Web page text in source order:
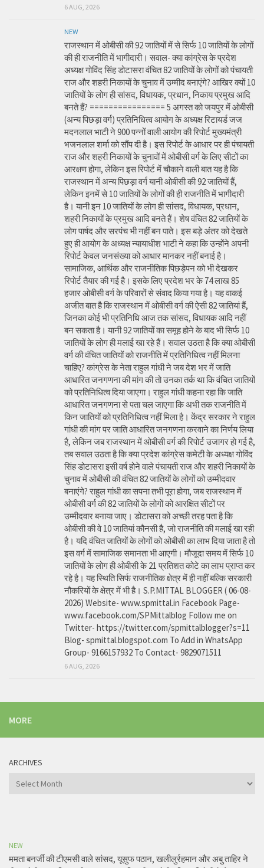
6 AUG, 2026
NEW
राजस्थान में ओबीसी की 92 जातियों में से सिर्फ 10 जातियों के लोगों
की ही राजनीति में भागीदारी। सवाल- क्या कांग्रेस के प्रदेश
अध्यक्ष गोविंद सिंह डोटासरा वंचित 82 जातियों के लोगों को पंचायती
राज और शहरी निकायों के चुनाव में उम्मीद बनाएंगे? आखिर क्यों 10
जातियों के लोग ही सांसद, विधायक, प्रधान, निकाय प्रमुख आदि
बनते हैं? ================ 5 अगस्त को जयपुर में ओबीसी
(अन्य पिछड़ा वर्ग) प्रतिनिधित्व आयोग के अध्यक्ष रिटायर्ड जज
मदनलाल भाटी ने 900 पन्नों वाली आयोग की रिपोर्ट मुख्यमंत्री
भजनलाल शर्मा को सौंप दी है। इस रिपोर्ट के आधार पर ही पंचायती
राज और शहरी निकायों के चुनावों में ओबीसी वर्ग के लिए सीटों का
आरक्षण होगा, लेकिन इस रिपोर्ट में चौकाने वाली बात यह है कि
राजस्थान में अन्य पिछड़ा वर्ग यानी ओबीसी की 92 जातियों हैं,
लेकिन इनमें से 10 जातियों के लोगों की ही राजनीति में भागीदारी
है। यानी इन 10 जातियों के लोग ही सांसद, विधायक, प्रधान,
शहरी निकायों के प्रमुख आदि बनते हैं। शेष वंचित 82 जातियों के
लोग पार्षद और सरपंच भी नहीं बन पाते। इस बड़े अंतर को देखते
हुए ही आयोग के अध्यक्ष न्यायाधीश भाटी ने कहा कि उन्होंने अपनी
रिपोर्ट केवल जनसंख्या को आधार मानकर नहीं बनाई है।
सामाजिक, आर्थिक और राजनीतिक पिछड़ेपन को भी देखकर
रिपोर्ट तैयार की गई है। इसके लिए प्रदेश भर के 74 लाख 85
हजार ओबीसी वर्ग के परिवारों से संवाद किया गया है। यह वाकई
अजीत बात है कि राजस्थान में ओबीसी वर्ग की ऐसी 82 जातियां हैं,
जिनका कोई भी प्रतिनिधि आज तक सांसद, विधायक आदि नहीं
बन सकता है। यानी 92 जातियों का समूह होने के बाद भी सिर्फ 10
जातियों के लोग ही मलाई खा रहे हैं। सवाल उठता है कि क्या ओबीसी
वर्ग की वंचित जातियों को राजनीति में प्रतिनिधित्व नहीं मिलना
चाहिए? कांग्रेस के नेता राहुल गांधी ने जब देश भर में जाति
आधारित जनगणना की मांग की तो उनका तर्क था कि वंचित जातियों
को प्रतिनिधित्व दिया जाएगा। राहुल गांधी कहना रहा कि जाति
आधारित जनगणना से पता चल जाएगा कि अभी तक राजनीति में
किन जातियों को प्रतिनिधित्व नहीं मिला है। केंद्र सरकार ने राहुल
गांधी की मांग पर जाति आधारित जनगणना करवाने का निर्णय लिया
है, लेकिन जब राजस्थान में ओबीसी वर्ग की रिपोर्ट उजागर हो गई है,
तब सवाल उठता है कि क्या प्रदेश कांग्रेस कमेटी के अध्यक्ष गोविंद
सिंह डोटासरा इसी वर्ष होने वाले पंचायती राज और शहरी निकायों के
चुनाव में ओबीसी की वंचित 82 जातियों के लोगों को उम्मीदवार
बनाएंगे? राहुल गांधी का सपना तभी पूरा होगा, जब राजस्थान में
ओबीसी वर्ग की 82 जातियों के लोगों को आरक्षित सीटों पर
उम्मीदवार बनाया जाए। डोटासरा को अच्छी तरह पता है कि
ओबीसी की वे 10 जातियां कौनसी है, जो राजनीति की मलाई खा रही
है। यदि वंचित जातियों के लोगों को ओबीसी का लाभ दिया जाता है तो
इस वर्ग में सामाजिक समानता भी आएगी। मौजूदा समय में सिर्फ 10
जातियों के लोग ही ओबीसी के 21 प्रतिशत कोटे का लाभ प्राप्त कर
रहे है। यह स्थिति सिर्फ राजनीतिक क्षेत्र में ही नहीं बल्कि सरकारी
नौकरियों के क्षेत्र में भी है। S.P.MITTAL BLOGGER ( 06-08-
2026) Website- www.spmittal.in Facebook Page-
www.facebook.com/SPMittalblog Follow me on
Twitter- https://twitter.com/spmittalblogger?s=11
Blog- spmittal.blogspot.com To Add in WhatsApp
Group- 9166157932 To Contact- 9829071511
6 AUG, 2026
MORE
ARCHIVES
Archives
NEW
ममता बनर्जी की टीएमसी वाले सांसद, यूसुफ पठान, खलीलुर्रहमान और अबु ताहिर ने